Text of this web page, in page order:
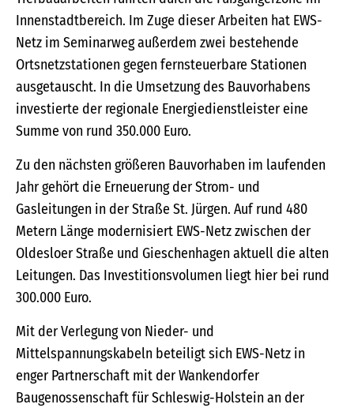
Innenstadtbereich. Im Zuge dieser Arbeiten hat EWS-
Netz im Seminarweg außerdem zwei bestehende
Ortsnetzstationen gegen fernsteuerbare Stationen
ausgetauscht. In die Umsetzung des Bauvorhabens
investierte der regionale Energiedienstleister eine
Summe von rund 350.000 Euro.
Zu den nächsten größeren Bauvorhaben im laufenden
Jahr gehört die Erneuerung der Strom- und
Gasleitungen in der Straße St. Jürgen. Auf rund 480
Metern Länge modernisiert EWS-Netz zwischen der
Oldesloer Straße und Gieschenhagen aktuell die alten
Leitungen. Das Investitionsvolumen liegt hier bei rund
300.000 Euro.
Mit der Verlegung von Nieder- und
Mittelspannungskabeln beteiligt sich EWS-Netz in
enger Partnerschaft mit der Wankendorfer
Baugenossenschaft für Schleswig-Holstein an der